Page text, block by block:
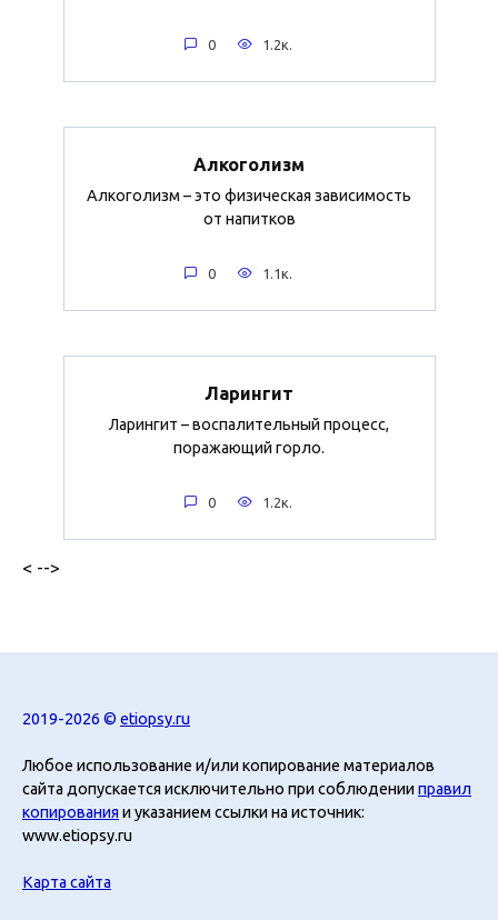
0 1.2к.
Алкоголизм
Алкоголизм – это физическая зависимость
от напитков
0 1.1к.
Ларингит
Ларингит – воспалительный процесс,
поражающий горло.
0 1.2к.
< -->
2019-2026 © etiopsy.ru
Любое использование и/или копирование материалов
сайта допускается исключительно при соблюденииправил
копирования и указанием ссылки на источник:
www.etiopsy.ru
Карта сайта